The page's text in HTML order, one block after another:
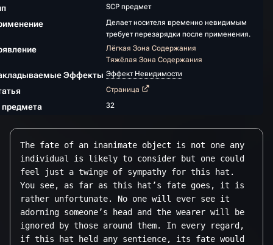
SCP предмет
Делает носителя временно невидимым
требует перезарядки после применения.
Лёгкая Зона Содержания
Тяжёлая Зона Содержания
Эффекты Эффект Невидимости
Страница
предмета 32
The fate of an inanimate object is not one any
individual is likely to consider but one could
feel just a twinge of sympathy for this hat.
You see, as far as this hat’s fate goes, it is
rather unfortunate. No one will ever see it
adorning someone’s head and the wearer will be
ignored by those around them. In every regard,
if this hat held any sentience, its fate would